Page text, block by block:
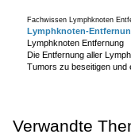
Fachwissen Lymphknoten
Lymphknoten-
Lymphknoten Entfernung
Die Entfernung aller
Tumors zu beseitigen und
Verwandte